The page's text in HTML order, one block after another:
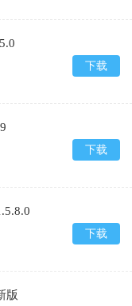
下载
下载
下载
版